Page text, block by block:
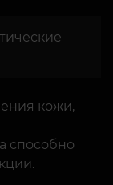
кожи,
способно